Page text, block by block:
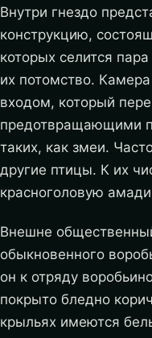
Внутри гнездо
конструкцию,
которых селится
их потомство.
входом, который
предотвращающими
таких, как змеи.
другие птицы. К их
красноголовую
Внешне
обыкновенного
он к отряду
покрыто бледно
крыльях имеются